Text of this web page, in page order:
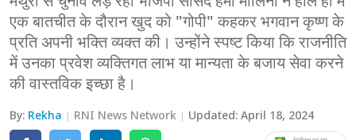
एक बातचीत के दौरान खुद को "गोपी" कहकर भगवान कृष्ण के
प्रति अपनी भक्ति व्यक्त की। उन्होंने स्पष्ट किया कि राजनीति
में उनका प्रवेश व्यक्तिगत लाभ या मान्यता के बजाय सेवा करने
की वास्तविक इच्छा है।
By: Rekha RNI News Network Updated:April 18, 2024
प्रयागराज
मेरठ
लखनऊ
उत्तराखंड